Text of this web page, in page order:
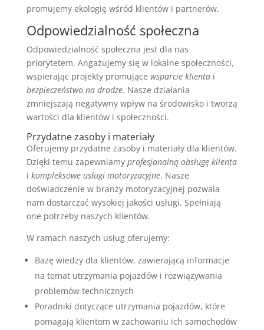
promujemy ekologię wśród klientów i partnerów.
Odpowiedzialność społeczna
Odpowiedzialność społeczna jest dla nas
priorytetem. Angażujemy się w lokalne społeczności,
wspierając projekty promujące wsparcie klientai
bezpieczeństwo na drodze. Nasze działania
zmniejszają negatywny wpływ na środowisko i tworzą
wartości dla klientów i społeczności.
Przydatne zasoby i materiały
Oferujemy przydatne zasoby i materiały dla klientów.
Dzięki temu zapewniamy profesjonalną obsługę klienta
i kompleksowe usługi motoryzacyjne. Nasze
doświadczenie w branży motoryzacyjnej pozwala
nam dostarczać wysokiej jakości usługi. Spełniają
one potrzeby naszych klientów.
W ramach naszych usług oferujemy:
Bazę wiedzy dla klientów, zawierającą informacje
na temat utrzymania pojazdów i rozwiązywania
problemów technicznych
Poradniki dotyczące utrzymania pojazdów, które
pomagają klientom w zachowaniu ich samochodów